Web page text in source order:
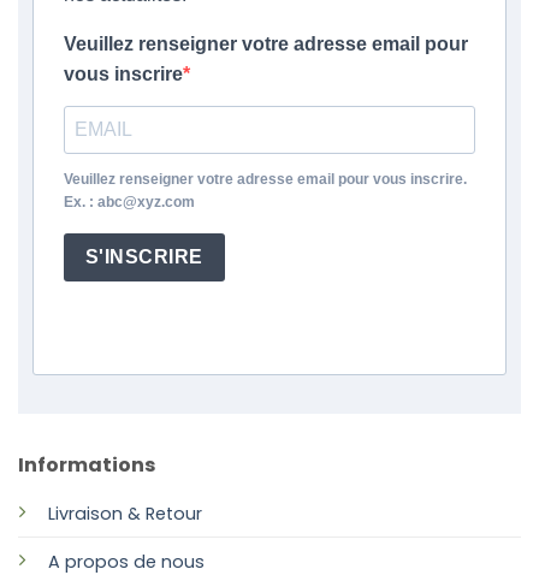
Informations
Livraison & Retour
A propos de nous
Veuillez renseigner votre adresse email pour
vous inscrire
Veuillez renseigner votre adresse email pour vous inscrire.
Ex. : abc@xyz.com
S'INSCRIRE